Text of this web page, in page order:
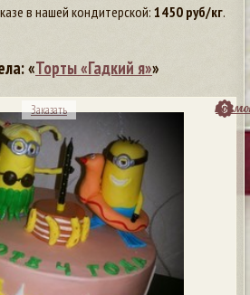
в нашей кондитерской: 1450 руб/кг.
«Торты «Гадкий я»»
Заказать